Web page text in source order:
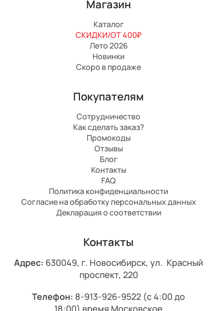
Магазин
Каталог
СКИДКИ/ОТ 400₽
Лето 2026
Новинки
Скоро в продаже
Покупателям
Сотрудничество
Как сделать заказ?
Промокоды
Отзывы
Блог
Контакты
FAQ
Политика конфиденциальности
Согласие на обработку персональных данных
Декларация о соответствии
Контакты
Адрес: 630049, г. Новосибирск, ул. Красный
проспект, 220
Телефон: 8-913-926-9522 (с 4:00 до
18:00) время Московское